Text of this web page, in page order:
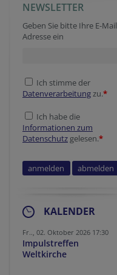
Tracking ID
Tracking ID
Website
URL
Tracking ID
NEWSLETTER
Geben Sie bitte Ihre E-Mail
Adresse ein
Ich stimme der
Datenverarbeitungzu.*
Ich habe die
Informationen zum
Datenschutz gelesen.*
KALENDER
Fr.., 02. Oktober 2026 17:30
Impulstreffen
Weltkirche